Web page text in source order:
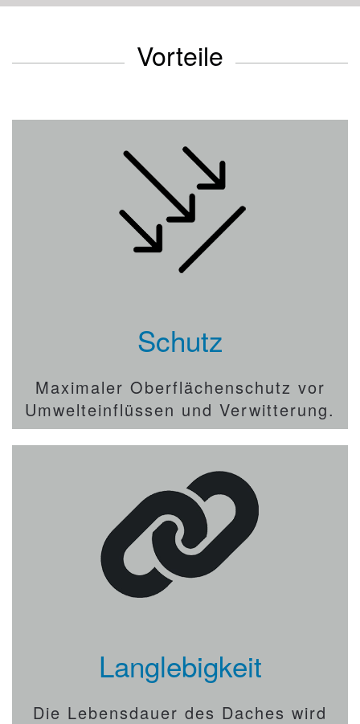
Vorteile
Schutz
Maximaler Oberflächenschutz vor
Umwelteinflüssen und Verwitterung.
Langlebigkeit
Die Lebensdauer des Daches wird